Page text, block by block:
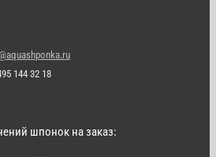
144 32 18
шпонок на заказ: